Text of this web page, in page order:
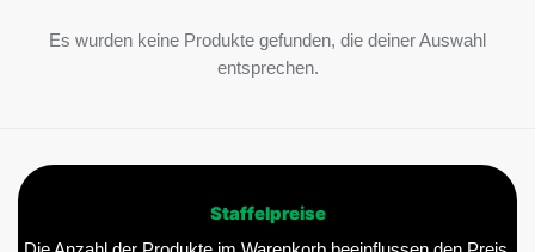
Es wurden keine Produkte gefunden, die deiner Auswahl
entsprechen.
Staffelpreise